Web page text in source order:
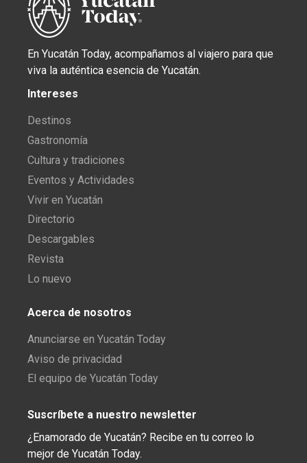
En Yucatán Today, acompañamos al viajero para que
viva la auténtica esencia de Yucatán.
Intereses
Destinos
Gastronomía
Cultura y tradiciones
Eventos y Actividades
Vivir en Yucatán
Directorio
Descargables
Revista
Lo nuevo
Acerca de nosotros
Anunciarse en Yucatán Today
Aviso de privacidad
El equipo de Yucatán Today
Suscríbete a nuestro newsletter
¿Enamorado de Yucatán? Recibe en tu correo lo
mejor de Yucatán Today.